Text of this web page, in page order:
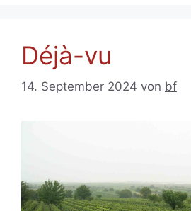
Déjà-vu
14. September 2024 von bf